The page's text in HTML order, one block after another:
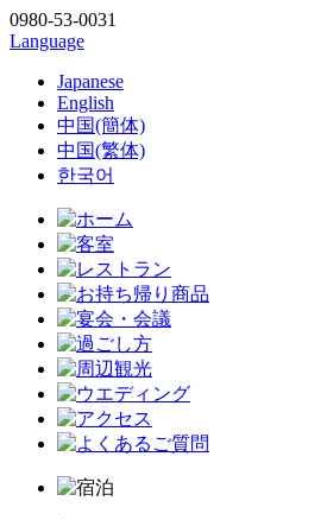
0980-53-0031
Language
Japanese
English
中国(簡体)
中国(繁体)
한국어